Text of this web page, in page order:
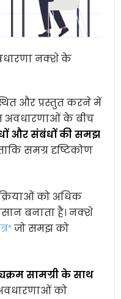
नक्शे के
और प्रस्तुत करने में
अवधारणाओं के बीच
और संबंधों की समझ
समग्र दृष्टिकोण
को अधिक
बनाता है। नक्शे
जो समझ को
सामग्री के साथ
को